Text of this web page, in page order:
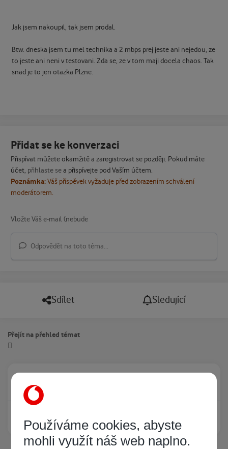
Jak jsem nakoupil, tak jsem prodal.
Btw. dneska jsem tu mel technika a 2 mbps prej jeste ani nejedou, ze
to jeste ani neni v testovani. Zda se, ze v tom maji docela chaos. Tak
snad je to jen otazka Plzne.
Přidat se ke konverzaci
Přispívat můžete okamžitě a zaregistrovat se později. Pokud máte
účet, přihlaste sea přispívejte pod Vaším účtem.
Poznámka:Váš příspěvek vyžaduje před zobrazením schválení
moderátorem.
Odpovědět na toto téma...
Sdílet Sledující
Přejít na přehled témat
Právě prohlíží tuto stránku
Žádný registrovaný uživatel si neprohlíží tuto stránku
Používáme cookies, abyste
mohli využít náš web naplno.